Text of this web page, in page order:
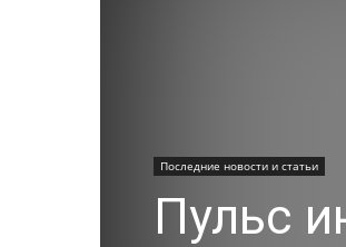
Последние новости и статьи
Пульс